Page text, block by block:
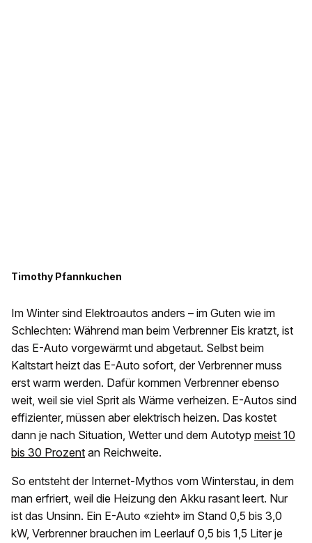
Timothy Pfannkuchen
Im Winter sind Elektroautos anders – im Guten wie im
Schlechten: Während man beim Verbrenner Eis kratzt, ist
das E-Auto vorgewärmt und abgetaut. Selbst beim
Kaltstart heizt das E-Auto sofort, der Verbrenner muss
erst warm werden. Dafür kommen Verbrenner ebenso
weit, weil sie viel Sprit als Wärme verheizen. E-Autos sind
effizienter, müssen aber elektrisch heizen. Das kostet
dann je nach Situation, Wetter und dem Autotyp meist 10
bis 30 Prozent an Reichweite.
So entsteht der Internet-Mythos vom Winterstau, in dem
man erfriert, weil die Heizung den Akku rasant leert. Nur
ist das Unsinn. Ein E-Auto «zieht» im Stand 0,5 bis 3,0
kW, Verbrenner brauchen im Leerlauf 0,5 bis 1,5 Liter je